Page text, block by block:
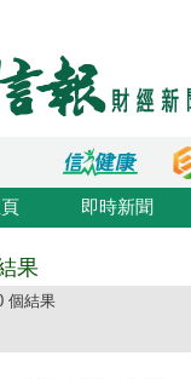
即時新聞
果
個結果